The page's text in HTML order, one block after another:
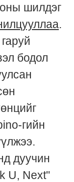
шилдэг
.
бодол
гийн
дуучин
U, Next"